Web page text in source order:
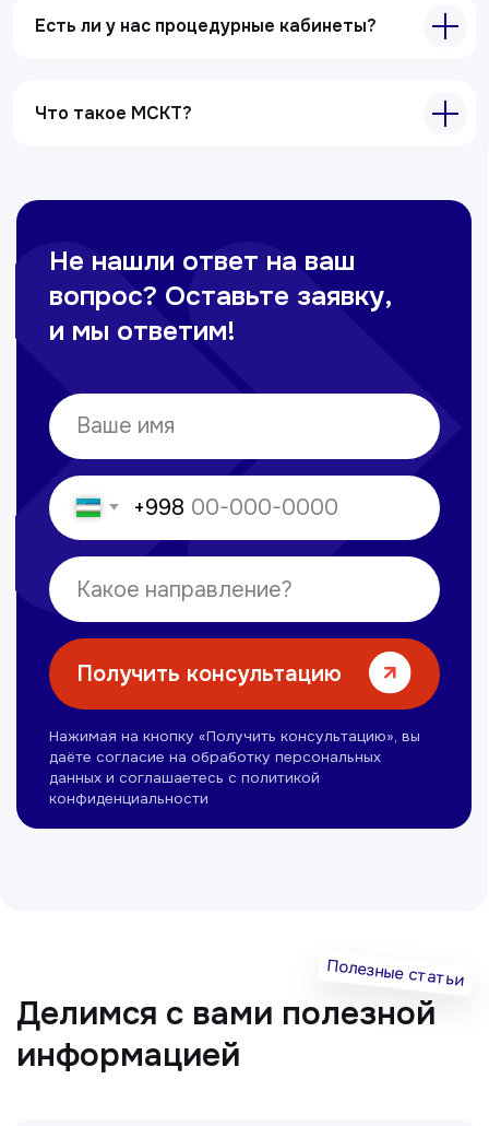
Есть ли у нас процедурные кабинеты?
Что такое МСКТ?
Ультразвуковая диагностика
Сайт сделан вfuture-group.uz
© Copyright — 2025, TTD